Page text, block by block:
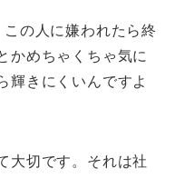
の人に嫌われたら終
かめちゃくちゃ気に
輝きにくいんですよ
大切です。それは社